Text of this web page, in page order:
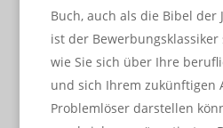
Buch, auch als die Bibel der
ist der
wie Sie sich über Ihre
und sich Ihrem zukünftigen
Problemlöser darstellen